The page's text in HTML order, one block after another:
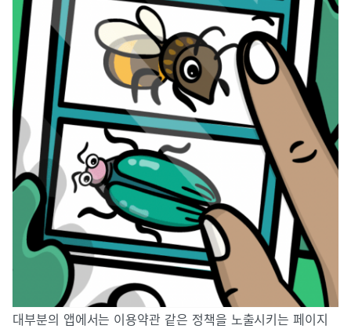
대부분의 앱에서는 이용약관 같은 정책을 노출시키는 페이지